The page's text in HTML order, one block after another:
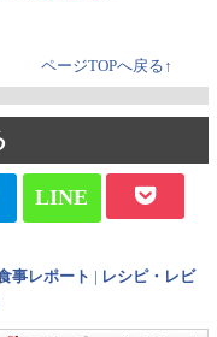
ページTOPへ戻る↑
LINE
事レポート
レシピ・レビ